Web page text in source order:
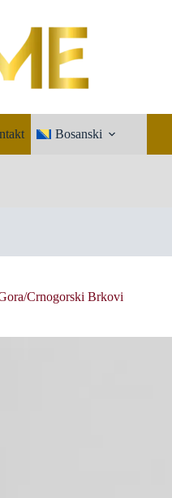
Bosanski
Crnogorski Brkovi